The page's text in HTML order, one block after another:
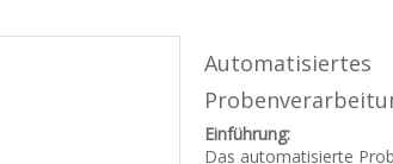
Automatisiertes
Einführung:
Das automatisierte